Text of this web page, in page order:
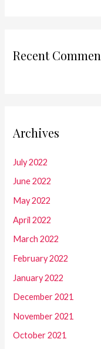
Recent
Archives
July 2022
June 2022
May 2022
April 2022
March 2022
February 2022
January 2022
December 2021
November 2021
October 2021